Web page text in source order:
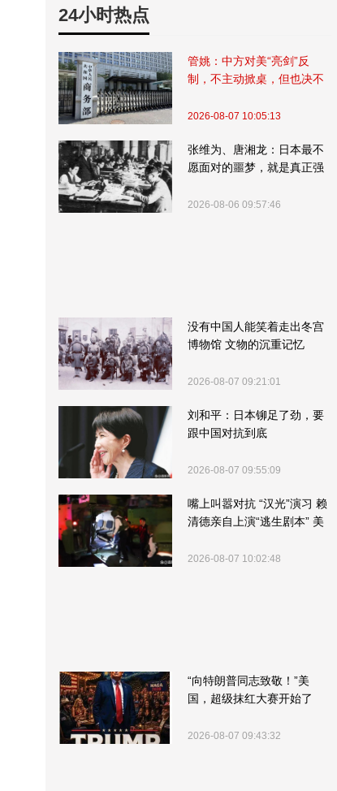
24小时热点
管姚：中方对美“亮剑”反
制，不主动掀桌，但也决不
2026-08-07 10:05:13
张维为、唐湘龙：日本最不
愿面对的噩梦，就是真正强
2026-08-06 09:57:46
没有中国人能笑着走出冬宫
博物馆 文物的沉重记忆
2026-08-07 09:21:01
刘和平：日本铆足了劲，要
跟中国对抗到底
2026-08-07 09:55:09
嘴上叫嚣对抗 “汉光”演习 赖
清德亲自上演“逃生剧本” 美
2026-08-07 10:02:48
“向特朗普同志致敬！”美
国，超级抹红大赛开始了
2026-08-07 09:43:32